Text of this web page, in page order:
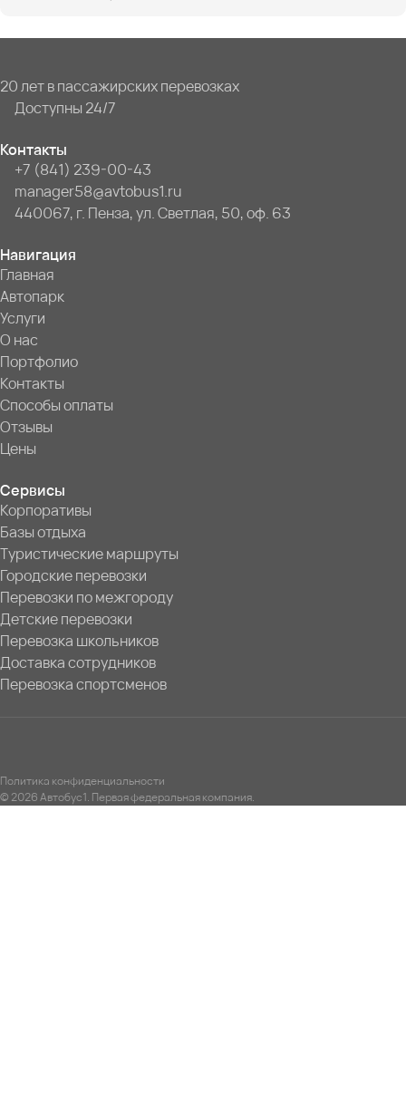
20 лет в пассажирских перевозках
Доступны 24/7
Контакты
+7 (841) 239-00-43
manager58@avtobus1.ru
440067, г. Пенза, ул. Светлая, 50, оф. 63
Навигация
Главная
Автопарк
Услуги
О нас
Портфолио
Контакты
Способы оплаты
Отзывы
Цены
Сервисы
Корпоративы
Базы отдыха
Туристические маршруты
Городские перевозки
Перевозки по межгороду
Детские перевозки
Перевозка школьников
Доставка сотрудников
Перевозка спортсменов
Политика конфиденциальности
© 2026 Автобус1. Первая федеральная компания.